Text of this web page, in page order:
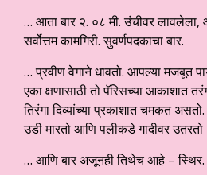
… आता बार २. ०८ मी. उंचीवर लावलेला,
सर्वोत्तम कामगिरी. सुवर्णपदकाचा बार.
… प्रवीण वेगाने धावतो. आपल्या मजबूत
एका क्षणासाठी तो पॅरिसच्या आकाशात
तिरंगा दिव्यांच्या प्रकाशात चमकत
उडी मारतो आणि पलीकडे गादीवर
… आणि बार अजूनही तिथेच आहे – स्थिर.